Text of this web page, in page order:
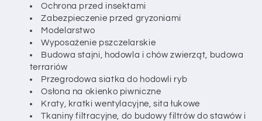
Ochrona przed insektami
Zabezpieczenie przed gryzoniami
Modelarstwo
Wyposażenie pszczelarskie
Budowa stajni, hodowla i chów zwierząt, budowa
terrariów
Przegrodowa siatka do hodowli ryb
Osłona na okienko piwniczne
Kraty, kratki wentylacyjne, sita łukowe
Tkaniny filtracyjne, do budowy filtrów do stawów i